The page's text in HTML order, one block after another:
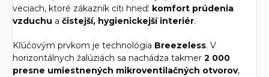
veciach, ktoré zákazník cíti hneď: komfort prúdenia
vzduchu a čistejší, hygienickejší interiér.
Kľúčovým prvkom je technológia Breezeless. V
horizontálnych žalúziách sa nachádza takmer 2 000
presne umiestnených mikroventilačných otvorov,